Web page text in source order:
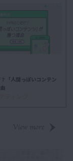
「人間っぽいコンテン